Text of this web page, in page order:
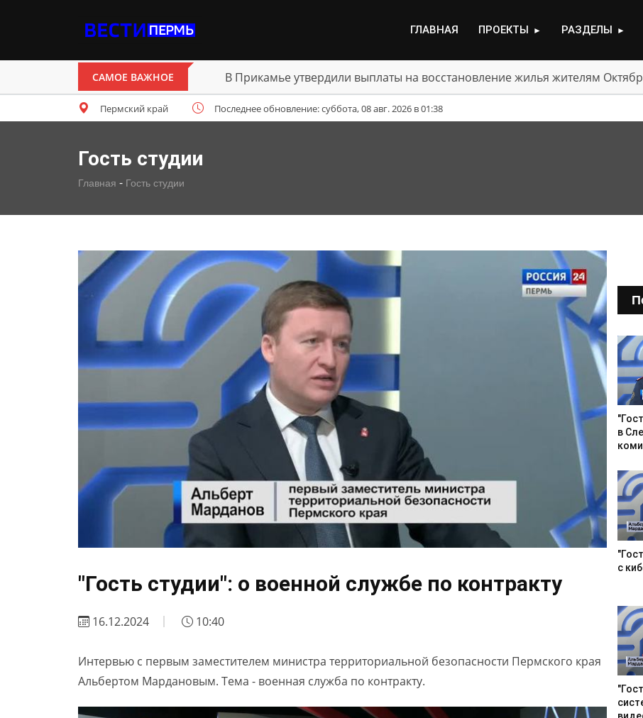
ГЛАВНАЯ ПРОЕКТЫ ► РАЗДЕЛЫ ►
САМОЕ ВАЖНОЕ В Прикамье утвердили выплаты на восстановление жилья жителям
Пермский край Последнее обновление: суббота, 08 авг. 2026 в 01:38
Гость студии
Главная - Гость студии
"Гость студии": о военной службе по контракту
16.12.2024 10:40
Интервью с первым заместителем министра территориальной безопасности Пермского края
Альбертом Мардановым. Тема - военная служба по контракту.
в
с